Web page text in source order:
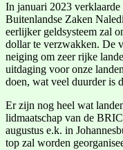
In januari 2023
Buitenlandse Zaken
eerlijker geldsysteem zal
dollar te verzwakken. De
neiging om zeer rijke
uitdaging voor onze
doen, wat veel duurder is
Er zijn nog heel wat
lidmaatschap van de
augustus e.k. in
top zal worden